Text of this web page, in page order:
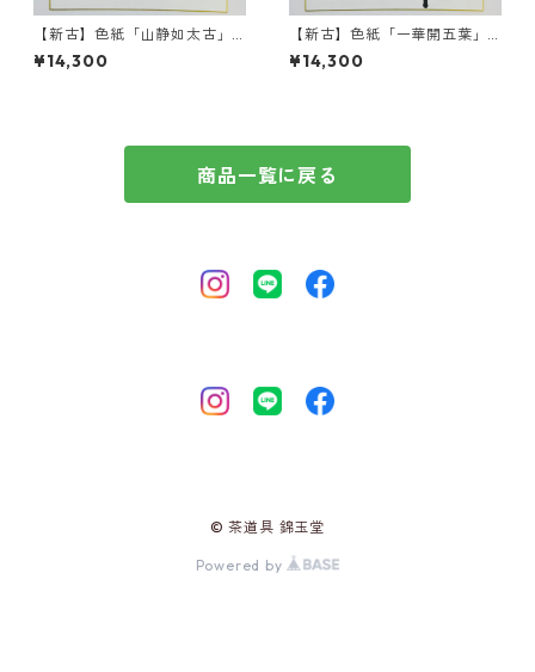
【新古】色紙「山静如太古」
前田昌道師 自筆 たとう紙入
¥14,300
【新古】色紙「一華開五葉」
前田昌道師 自筆 たとう紙入
¥14,300
商品一覧に戻る
© 茶道具 錦玉堂
Powered by